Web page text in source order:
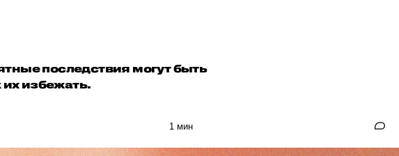
последствия могут быть
их избежать.
1 мин